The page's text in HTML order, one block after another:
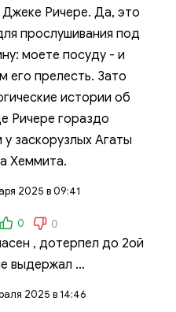
Ричере. Да, это
прослушивания под
моете посуду - и
его прелесть. Зато
истории об
Ричере гораздо
заскорузлых Агаты
Хеммита.
2025 в 09:41
0 0
, дотерпел до 2ой
выдержал ...
2025 в 14:46